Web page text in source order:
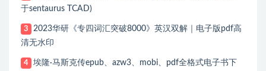
于sentaurus TCAD)
3
2023华研《专四词汇突破8000》英汉双解｜电子版pdf高
清无水印
4
埃隆·马斯克传epub、azw3、mobi、pdf全格式电子书下